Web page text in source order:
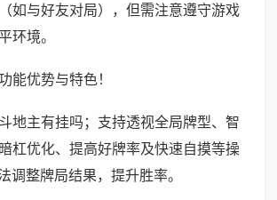
如与好友对局），但需注意遵守游戏
环境。
能优势与特色！
地主有挂吗；支持透视全局牌型、智
杠优化、提高好牌率及快速自摸等操
调整牌局结果，提升胜率。